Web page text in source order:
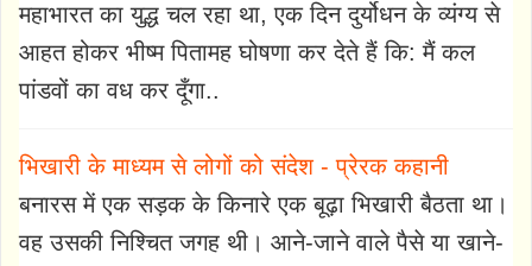
महाभारत का युद्ध चल रहा था, एक दिन दुर्योधन के व्यंग्य से
आहत होकर भीष्म पितामह घोषणा कर देते हैं कि: मैं कल
पांडवों का वध कर दूँगा..
भिखारी के माध्यम से लोगों को संदेश - प्रेरक कहानी
बनारस में एक सड़क के किनारे एक बूढ़ा भिखारी बैठता था।
वह उसकी निश्चित जगह थी। आने-जाने वाले पैसे या खाने-